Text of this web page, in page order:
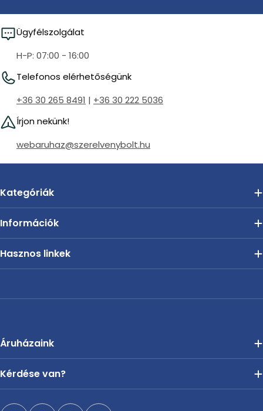
Ügyfélszolgálat
H-P: 07:00 - 16:00
Telefonos elérhetőségünk
+36 30 265 8491 | +36 30 222 5036
Írjon nekünk!
webaruhaz@szerelvenybolt.hu
Kategóriák
Információk
Hasznos linkek
Áruházaink
Kérdése van?